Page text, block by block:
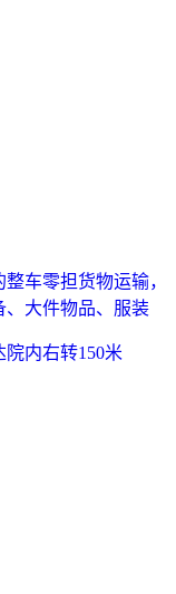
车零担货物运输，
、大件物品、服装
内右转150米